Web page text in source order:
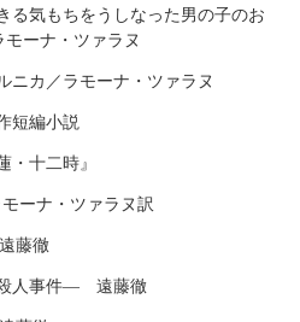
る気もちをうしなった男の子のお
ーナ・ツァラヌ
カ／ラモーナ・ツァラヌ
短編小説
・十二時』
ーナ・ツァラヌ訳
藤徹
人事件― 遠藤徹